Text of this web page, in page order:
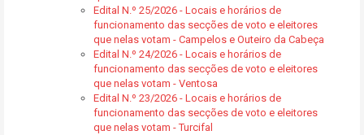
Edital N.º 25/2026 - Locais e horários de
funcionamento das secções de voto e eleitores
que nelas votam - Campelos e Outeiro da Cabeça
Edital N.º 24/2026 - Locais e horários de
funcionamento das secções de voto e eleitores
que nelas votam - Ventosa
Edital N.º 23/2026 - Locais e horários de
funcionamento das secções de voto e eleitores
que nelas votam - Turcifal